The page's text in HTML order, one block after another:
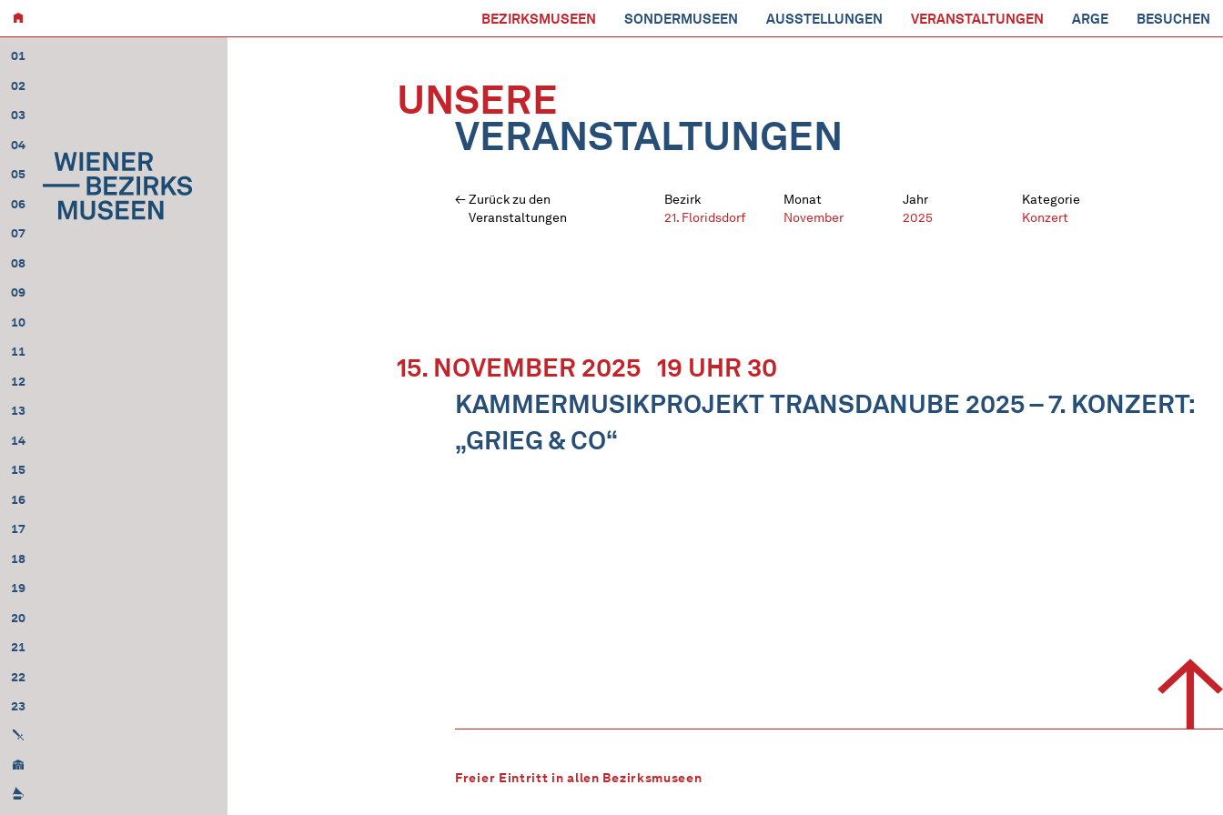
BEZIRKSMUSEEN SONDERMUSEEN AUSSTELLUNGEN VERANSTALTUNGEN ARGE BESUCHEN
01
02
03
04
05
06
07
08
09
10
11
12
13
14
15
16
17
18
19
20
21
22
23
UNSERE
VERANSTALTUNGEN
Zurück zu den
Veranstaltungen
Bezirk
21. Floridsdorf
Monat
November
Jahr
2025
Kategorie
Konzert
15. NOVEMBER 2025 19 UHR 30
KAMMERMUSIKPROJEKT TRANSDANUBE 2025 – 7. KONZERT:
„GRIEG & CO“
Freier Eintritt in allen Bezirksmuseen